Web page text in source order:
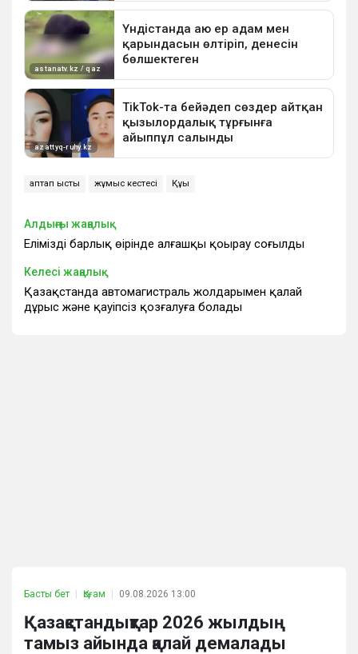
аптап ыстық жұмыс кестесі Құқық
Алдыңғы жаңалық
Еліміздің барлық өңірінде алғашқы қоңырау соғылды
Келесі жаңалық
Қазақстанда автомагистраль жолдарымен қалай
дұрыс және қауіпсіз қозғалуға болады
Басты бет Қоғам 09.08.2026 13:00
Қазақстандықтар 2026 жылдың
тамыз айында қалай демалады